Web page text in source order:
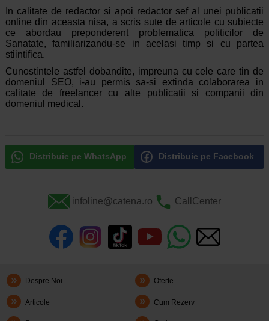
In calitate de redactor si apoi redactor sef al unei publicatii
online din aceasta nisa, a scris sute de articole cu subiecte
ce abordau preponderent problematica politicilor de
Sanatate, familiarizandu-se in acelasi timp si cu partea
stiintifica.
Cunostintele astfel dobandite, impreuna cu cele care tin de
domeniul SEO, i-au permis sa-si extinda colaborarea in
calitate de freelancer cu alte publicatii si companii din
domeniul medical.
Distribuie pe WhatsApp Distribuie pe Facebook
infoline@catena.ro CallCenter
Despre Noi Oferte
Articole Cum Rezerv